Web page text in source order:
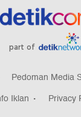
part of
Pedoman Media
Iklan Privacy